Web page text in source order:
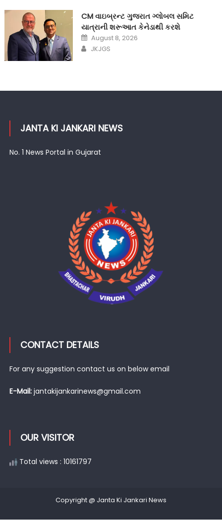
CM વાઇબ્રન્ટ ગુજરાત ગ્લોબલ સમિટ
યાત્રાની શરૂઆત કેનેડાથી કરશે
Posted
on
August 8, 2026
Author
JKJGS
JANTA KI JANKARI NEWS
No. 1 News Portal in Gujarat
CONTACT DETAILS
For any suggestion contact us on below email
E-Mail: jantakijankarinews@gmail.com
OUR VISITOR
Total views : 10161797
Copyright @ Janta Ki Jankari News